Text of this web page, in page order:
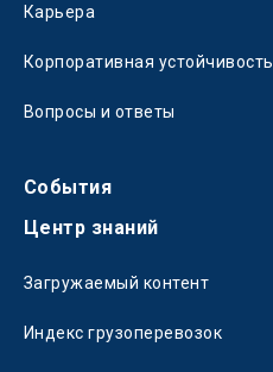
Карьера
Корпоративная устойчивость
Вопросы и ответы
События
Центр знаний
Загружаемый контент
Индекс грузоперевозок